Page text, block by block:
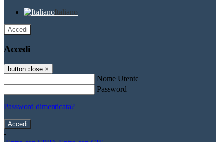
Italiano
Accedi
Accedi
button close ×
Nome Utente
Password
Password dimenticata?
-